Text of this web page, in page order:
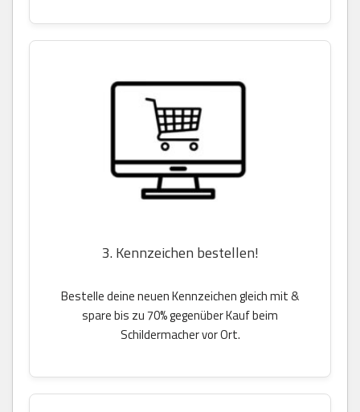
3. Kennzeichen bestellen!
Bestelle deine neuen Kennzeichen gleich mit &
spare bis zu 70% gegenüber Kauf beim
Schildermacher vor Ort.